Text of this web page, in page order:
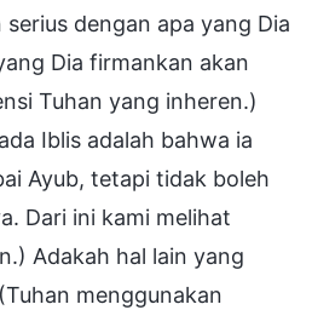
dengan apa yang Dia
Dia firmankan akan
Tuhan yang inheren.)
Iblis adalah bahwa ia
Ayub, tetapi tidak boleh
Dari ini kami melihat
Adakah hal lain yang
menggunakan